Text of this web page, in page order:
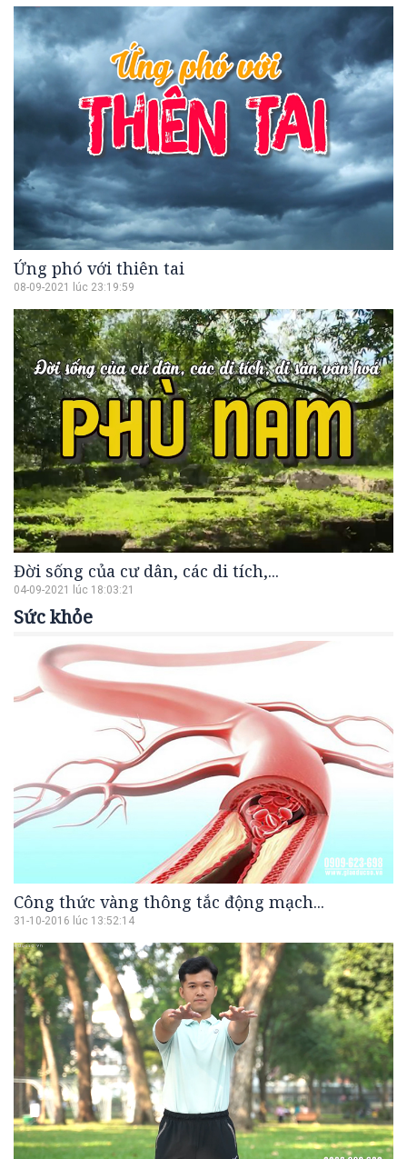
Ứng phó với thiên tai
08-09-2021 lúc 23:19:59
Đời sống của cư dân, các di tích,...
04-09-2021 lúc 18:03:21
Sức khỏe
Công thức vàng thông tắc động mạch...
31-10-2016 lúc 13:52:14